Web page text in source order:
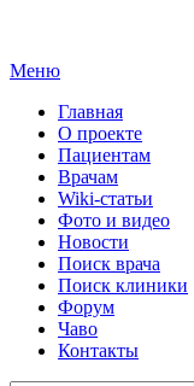
Меню
Главная
О проекте
Пациентам
Врачам
Wiki-статьи
Фото и видео
Новости
Поиск врача
Поиск клиники
Форум
Чаво
Контакты